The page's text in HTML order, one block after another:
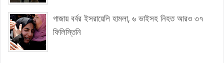
গাজায় বর্বর ইসরায়েলি হামলা, ৬ ভাইসহ নিহত আরও ৩৭
ফিলিস্তিনি